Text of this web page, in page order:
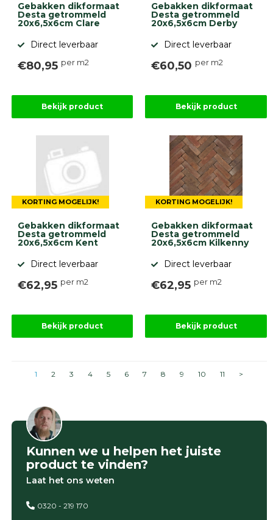
Gebakken dikformaat
Desta getrommeld
20x6,5x6cm Clare
Direct leverbaar
€80,95 per m2
Bekijk product
Gebakken dikformaat
Desta getrommeld
20x6,5x6cm Derby
Direct leverbaar
€60,50 per m2
Bekijk product
KORTING MOGELIJK!
Gebakken dikformaat
Desta getrommeld
20x6,5x6cm Kent
Direct leverbaar
€62,95 per m2
Bekijk product
KORTING MOGELIJK!
Gebakken dikformaat
Desta getrommeld
20x6,5x6cm Kilkenny
Direct leverbaar
€62,95 per m2
Bekijk product
1 2 3 4 5 6 7 8 9 10 11 >
Kunnen we u helpen het juiste
product te vinden?
Laat het ons weten
0320 - 219 170